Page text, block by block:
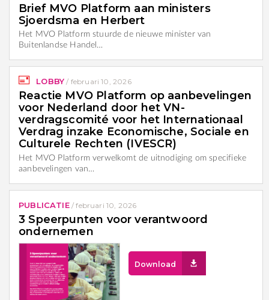
Brief MVO Platform aan ministers
Sjoerdsma en Herbert
Het MVO Platform stuurde de nieuwe minister van
Buitenlandse Handel…
LOBBY / februari 10, 2026
Reactie MVO Platform op aanbevelingen
voor Nederland door het VN-
verdragscomité voor het Internationaal
Verdrag inzake Economische, Sociale en
Culturele Rechten (IVESCR)
Het MVO Platform verwelkomt de uitnodiging om specifieke
aanbevelingen van…
PUBLICATIE/februari 10, 2026
3 Speerpunten voor verantwoord
ondernemen
Download